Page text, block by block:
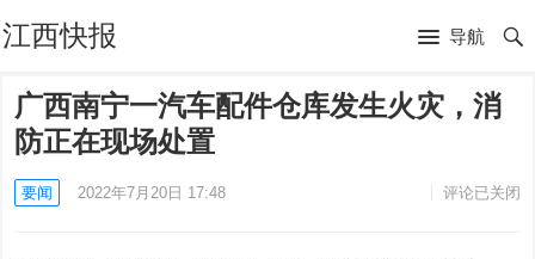
江西快报 导航
广西南宁一汽车配件仓库发生火灾，消
防正在现场处置
要闻 2022年7月20日 17:48 评论已关闭